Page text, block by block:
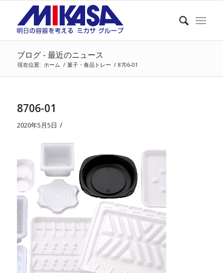
ブログ - 最近のニュース
現在位置: ホーム / 菓子・食品トレー / 8706-01
8706-01
2020年5月5日 /